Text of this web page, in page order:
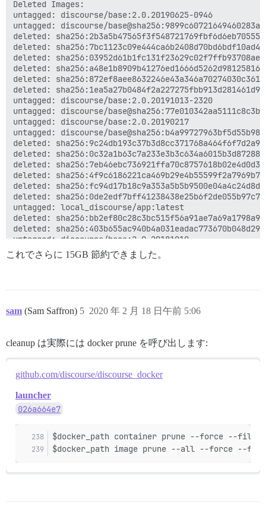
deleted:
deleted:
deleted:
deleted:
deleted:
deleted:
deleted:
deleted:
deleted:
deleted:
deleted:
deleted:
deleted:
deleted:
deleted:
deleted:
deleted:
deleted:
deleted:
deleted:
deleted:
deleted:
deleted:
deleted:
deleted:
deleted:
deleted:
deleted:
deleted:
deleted:
deleted:
deleted:
deleted:
deleted:
Deleted Images:
untagged: discourse/base:2.0.20190625-0946
untagged: discourse/
deleted:
deleted:
deleted:
deleted:
deleted:
deleted:
untagged: discourse/base:2.0.20191013-2320
untagged: discourse/
untagged: discourse/base:2.0.20190217
untagged: discourse/
deleted:
deleted:
deleted:
deleted:
deleted:
deleted:
untagged: local_discourse/app:latest
deleted:
deleted:
untagged: discourse/base:2.0.20181010
untagged: discourse/
deleted:
deleted:
untagged: discourse/base:2.0.20181031
untagged: discourse/
deleted:
deleted:
deleted:
deleted:
untagged: discourse/
deleted:
deleted:
untagged: discourse/base:2.0.20191219-2109
これでさらに 15GB 節約できました。
sam (Sam Saffron) 2020 年 2 月 18 日午前 5:06
5
cleanup は実際には docker prune を呼び出します:
github.com/discourse/discourse_docker
launcher
026a664e7
$docker_path container prune --force --
$docker_path image prune --all --force --